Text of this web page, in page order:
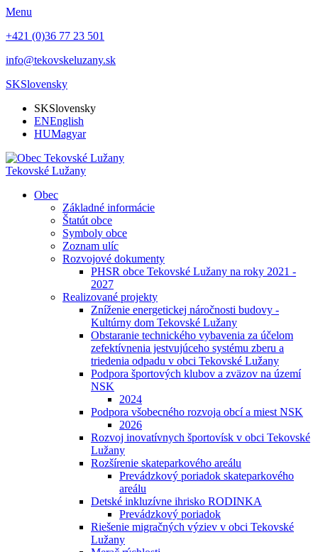
Menu
+421 (0)36 77 23 501
info@tekovskeluzany.sk
SKSlovensky
SKSlovensky
ENEnglish
HUMagyar
Tekovské Lužany
Obec
Základné informácie
Štatút obce
Symboly obce
Zoznam ulíc
Rozvojové dokumenty
PHSR obce Tekovské Lužany na roky 2021 -
2027
Realizované projekty
Zníženie energetickej náročnosti budovy -
Kultúrny dom Tekovské Lužany
Obstaranie technického vybavenia za účelom
zefektívnenia jestvujúceho systému zberu a
triedenia odpadu v obci Tekovské Lužany
Podpora športových klubov a zväzov na území
NSK
2024
Podpora všobecného rozvoja obcí a miest NSK
2026
Rozvoj inovatívnych športovísk v obci Tekovské
Lužany
Rozšírenie skateparkového areálu
Prevádzkový poriadok skateparkového
areálu
Detské inkluzívne ihrisko RODINKA
Prevádzkový poriadok
Riešenie migračných výziev v obci Tekovské
Lužany